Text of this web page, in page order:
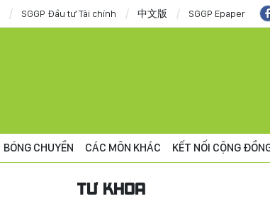
SGGP Đầu tư Tài chính 中文版 SGGP Epaper
BÓNG CHUYỀN CÁC MÔN KHÁC KẾT NỐI CỘNG
TỪ KHÓA